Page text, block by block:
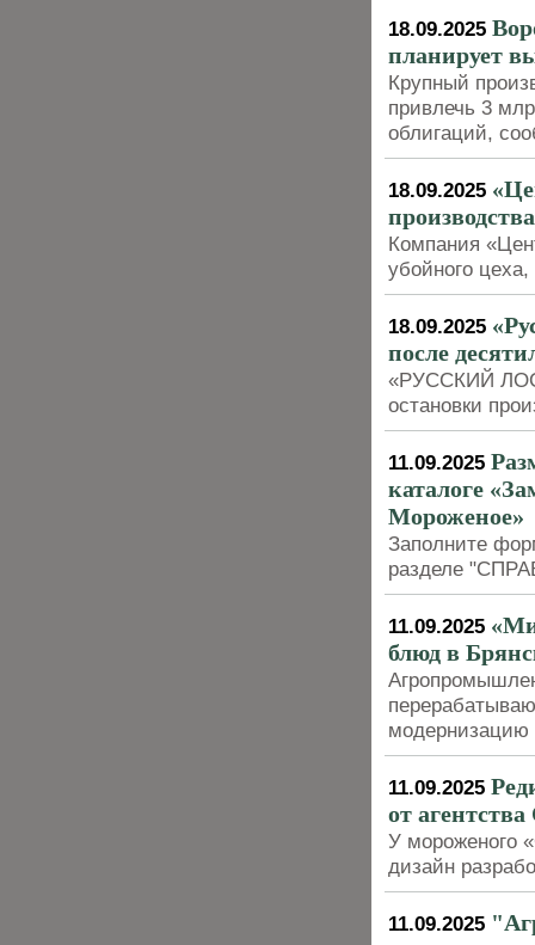
18.09.2025
планирует
Крупный
привлечь 3
облигаций,
18.09.2025
Компания
убойного
18.09.2025
после
«РУССКИЙ
остановки
11.09.2025
каталоге
Мороженое»
Заполните
разделе
11.09.2025
блюд в
модернизацию
11.09.2025
от
У мороженого
дизайн
11.09.2025